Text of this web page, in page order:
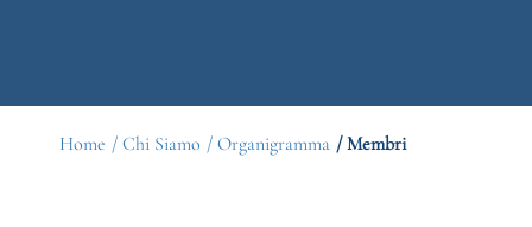
Home / Chi Siamo / Organigramma / Membri